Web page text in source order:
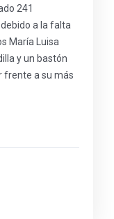
241
a la falta
María Luisa
y un bastón
frente a su más